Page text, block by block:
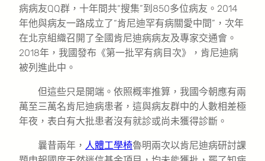
病病友QQ群，十年間共“搜集”到850多位病友。2014
年他與病友一路成立了“肯尼迪罕有病關愛中間”，次年
在北京組織召開了全國肯尼迪病病友及專家交通會。
2018年，我國發布《第一批罕有病目次》，肯尼迪病
被列進此中。
但這些只是開端。依照概率推算，我國今朝應有兩
萬至三萬名肯尼迪病患者，這與病友群中的人數相差極
年夜，表白有大批患者沒有就診或尚未獲得診斷。
曩昔兩年， 人體工學椅魯明兩次以肯尼迪病研討課